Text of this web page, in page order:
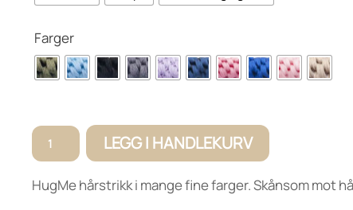
Farger
Hugme
Elastic
LEGG I HANDLEKURV
HugMe hårstrikk i mange fine farger. Skånsom mot